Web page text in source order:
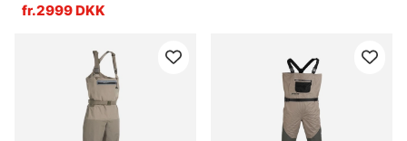
fr.2999 DKK